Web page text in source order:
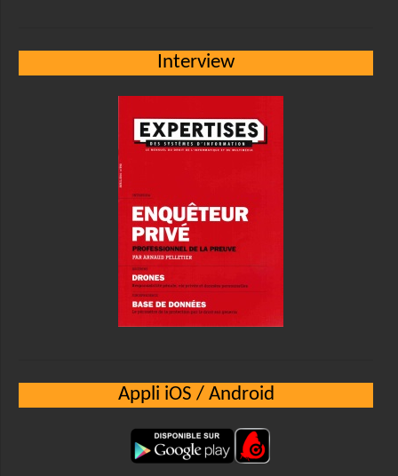
Interview
Appli iOS / Android